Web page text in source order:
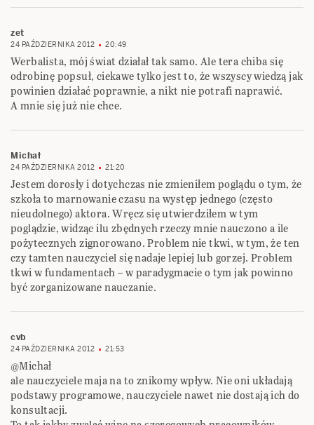
zet
24 PAŹDZIERNIKA 2012 20:49
Werbalista, mój świat działał tak samo. Ale tera chiba się
odrobinę popsuł, ciekawe tylko jest to, że wszyscy wiedzą jak
powinien działać poprawnie, a nikt nie potrafi naprawić.
A mnie się już nie chce.
Michał
24 PAŹDZIERNIKA 2012 21:20
Jestem dorosły i dotychczas nie zmieniłem poglądu o tym, że
szkoła to marnowanie czasu na występ jednego (często
nieudolnego) aktora. Wręcz się utwierdziłem w tym
poglądzie, widząc ilu zbędnych rzeczy mnie nauczono a ile
pożytecznych zignorowano. Problem nie tkwi, w tym, że ten
czy tamten nauczyciel się nadaje lepiej lub gorzej. Problem
tkwi w fundamentach – w paradygmacie o tym jak powinno
być zorganizowane nauczanie.
cvb
24 PAŹDZIERNIKA 2012 21:53
@Michał
ale nauczyciele maja na to znikomy wpływ. Nie oni układają
podstawy programowe, nauczyciele nawet nie dostają ich do
konsultacji.